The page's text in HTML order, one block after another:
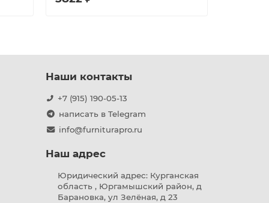
Наши контакты
+7 (915) 190-05-13
написать в Telegram
info@furniturapro.ru
Наш адрес
Юридический адрес: Курганская
область , Юргамышский район, д
Барановка, ул Зелёная, д 23